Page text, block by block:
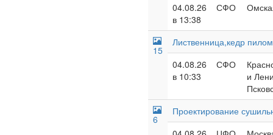
04.08.26
в 13:38
СФО
15
Лиственница,кедр
04.08.26
в 10:33
СФО
и
6
Проектирование